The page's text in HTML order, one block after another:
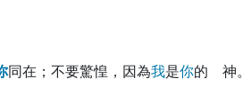
同在；不要驚惶，因為我是你的 神。